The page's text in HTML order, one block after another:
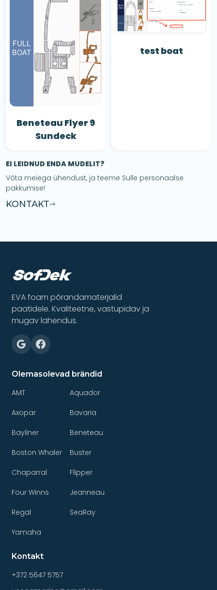
Beneteau Flyer 9
Sundeck
test boat
EI LEIDNUD ENDA MUDELIT?
Võta meiega ühendust, ja teeme Sulle personaalse
pakkumise!
KONTAKT
EVA foam põrandamaterjalid
paatidele. Kvaliteetne, vastupidav ja
mugav lahendus.
Olemasolevad brändid
AMT Aquador
Axopar Bavaria
Bayliner Beneteau
Boston Whaler Buster
Chaparral Flipper
Four Winns Jeanneau
Regal SeaRay
Yamaha
Kontakt
+372 5647 5757